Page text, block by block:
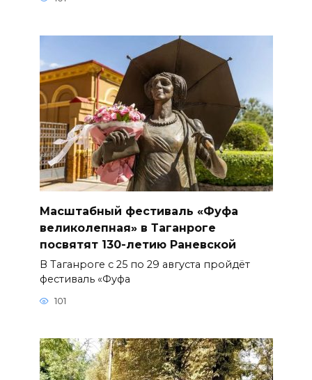
Масштабный фестиваль «Фуфа
великолепная» в Таганроге
посвятят 130-летию Раневской
В Таганроге с 25 по 29 августа пройдёт
фестиваль «Фуфа
101